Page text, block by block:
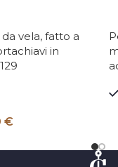
vela, fatto a
in
€